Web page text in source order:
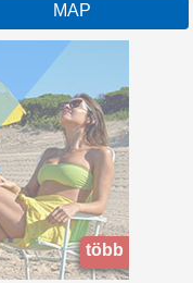
MAP
több információ